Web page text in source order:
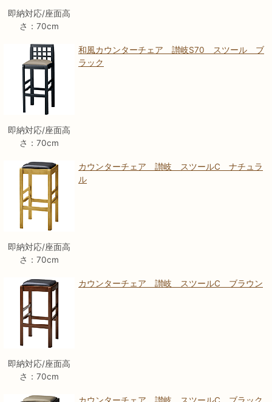
即納対応/座面高
さ：70cm
即納対応/座面高
さ：70cm
和風カウンターチェア 讃岐S70 スツール ブ
ラック
即納対応/座面高
さ：70cm
カウンターチェア 讃岐 スツールC ナチュラ
ル
即納対応/座面高
さ：70cm
カウンターチェア 讃岐 スツールC ブラウン